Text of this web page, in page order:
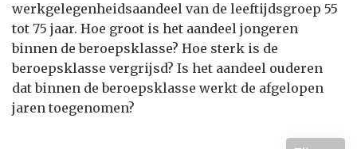
werkgelegenheidsaandeel van de leeftijdsgroep 55
tot 75 jaar. Hoe groot is het aandeel jongeren
binnen de beroepsklasse? Hoe sterk is de
beroepsklasse vergrijsd? Is het aandeel ouderen
dat binnen de beroepsklasse werkt de afgelopen
jaren toegenomen?